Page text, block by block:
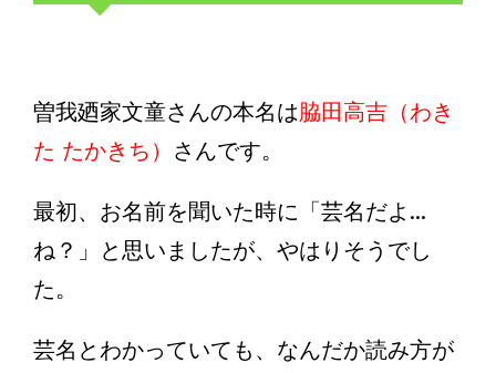
曽我廼家文童さんの本名は脇田高吉（わき
た たかきち） さんです。
最初、お名前を聞いた時に「芸名だよ...
ね？」と思いましたが、やはりそうでし
た。
芸名とわかっていても、なんだか読み方が